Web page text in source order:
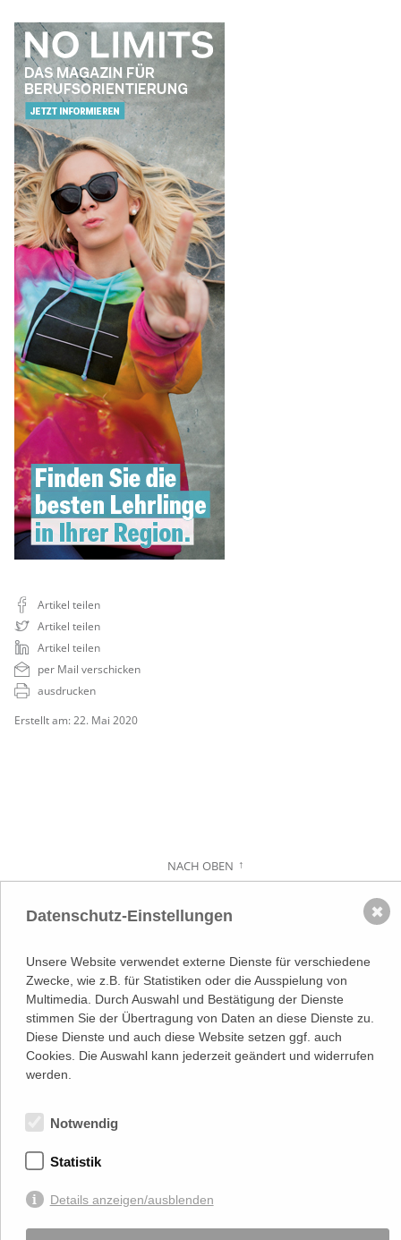
Artikel teilen
Artikel teilen
Artikel teilen
per Mail verschicken
ausdrucken
Erstellt am: 22. Mai 2020
NACH OBEN
Österreichischer
Wirtschaftsverlag GmbH
Lassallestraße 7a, Unit 5, Top 101-
1
(–> Google Maps)
Kontakt
T (+43 1) 546 64-0
E office@wirtschaftsverlag.at
Firmeninformation
Von Ihnen bekannt gegebene persönlichen Daten werden zu Marketingzwecken
genutzt und nicht an Dritte weitergegeben. Die T.A.I. übernimmt keine Verantwortung
© 2026 T.A.I, Design:
Datenschutz-Einstellungen
Unsere Website verwendet externe Dienste für verschiedene
Zwecke, wie z.B. für Statistiken oder die Ausspielung von
Multimedia. Durch Auswahl und Bestätigung der Dienste
stimmen Sie der Übertragung von Daten an diese Dienste zu.
Diese Dienste und auch diese Website setzen ggf. auch
Cookies. Die Auswahl kann jederzeit geändert und widerrufen
werden.
Notwendig
Statistik
Details anzeigen/ausblenden
✖